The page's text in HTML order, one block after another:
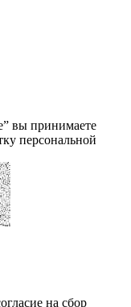
вы принимаете
персональной
на сбор